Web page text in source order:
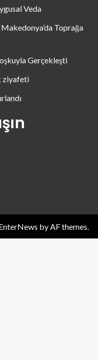
Veda
Toprağa
Gerçekleşti
ziyafeti
by AF themes.